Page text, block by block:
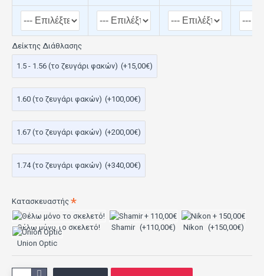
Δείκτης Διάθλασης
1.5 - 1.56 (το ζευγάρι φακών) (+15,00€)
1.60 (το ζευγάρι φακών) (+100,00€)
1.67 (το ζευγάρι φακών) (+200,00€)
1.74 (το ζευγάρι φακών) (+340,00€)
Κατασκευαστής
Θέλω μόνο το σκελετό! Shamir (+110,00€) Nikon (+150,00€)
Union Optic